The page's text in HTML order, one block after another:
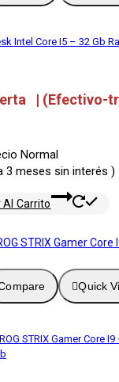
Intel Core I5 – 32 Gb
| (Efectivo-
Normal
3 meses sin interés )
Al Carrito
Quick
STRIX Gamer Core